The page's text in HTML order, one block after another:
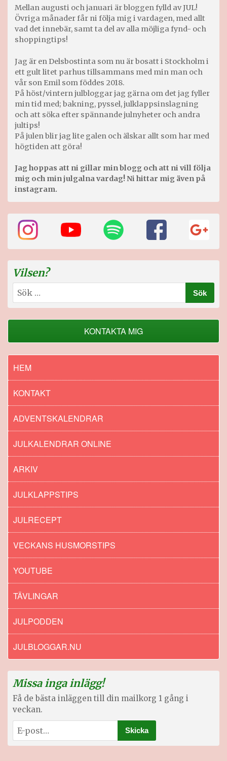
Mellan augusti och januari är bloggen fylld av JUL!
Övriga månader får ni följa mig i vardagen, med allt
vad det innebär, samt ta del av alla möjliga fynd- och
shoppingtips!
Jag är en Delsbostinta som nu är bosatt i Stockholm i
ett gult litet parhus tillsammans med min man och
vår son Emil som föddes 2018.
På höst/vintern julbloggar jag gärna om det jag fyller
min tid med; bakning, pyssel, julklappsinslagning
och att söka efter spännande julnyheter och andra
jultips!
På julen blir jag lite galen och älskar allt som har med
högtiden att göra!
Jag hoppas att ni gillar min blogg och att ni vill följa
mig och min julgalna vardag! Ni hittar mig även på
instagram.
Vilsen?
Sök
efter:
KONTAKTA MIG
HEM
KONTAKT
ADVENTSKALENDRAR
JULKALENDRAR ONLINE
ARKIV
JULKLAPPSTIPS
JULRECEPT
VECKANS HUSMORSTIPS
YOUTUBE
TÄVLINGAR
JULPODDEN
JULBLOGGAR.NU
Missa inga inlägg!
Få de bästa inläggen till din mailkorg 1 gång i
veckan.